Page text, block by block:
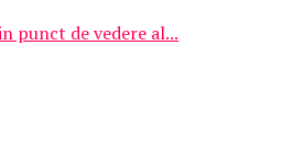
punct de vedere al...